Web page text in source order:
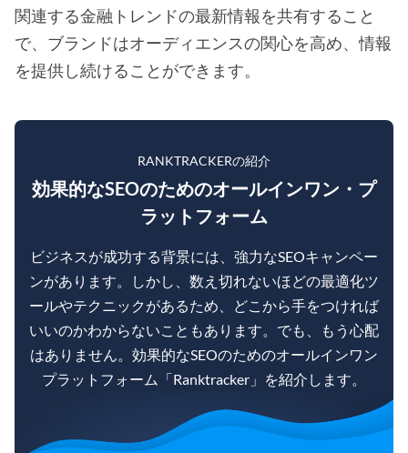
関連する金融トレンドの最新情報を共有すること
で、ブランドはオーディエンスの関心を高め、情報
を提供し続けることができます。
RANKTRACKERの紹介
効果的なSEOのためのオールインワン・プ
ラットフォーム
ビジネスが成功する背景には、強力なSEOキャンペー
ンがあります。しかし、数え切れないほどの最適化ツ
ールやテクニックがあるため、どこから手をつければ
いいのかわからないこともあります。でも、もう心配
はありません。効果的なSEOのためのオールインワン
プラットフォーム「Ranktracker」を紹介します。